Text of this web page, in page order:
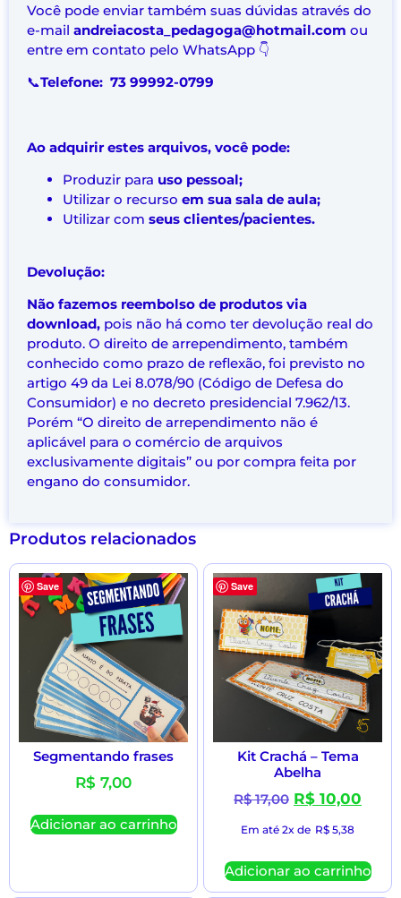
Você pode enviar também suas dúvidas através do
e-mail andreiacosta_pedagoga@hotmail.com ou
entre em contato pelo WhatsApp 👇
📞Telefone: 73 99992-0799
Ao adquirir estes arquivos, você pode:
Produzir para uso pessoal;
Utilizar o recurso em sua sala de aula;
Utilizar com seus clientes/pacientes.
Devolução:
Não fazemos reembolso de produtos via
download, pois não há como ter devolução real do
produto. O direito de arrependimento, também
conhecido como prazo de reflexão, foi previsto no
artigo 49 da Lei 8.078/90 (Código de Defesa do
Consumidor) e no decreto presidencial 7.962/13.
Porém “O direito de arrependimento não é
aplicável para o comércio de arquivos
exclusivamente digitais” ou por compra feita por
engano do consumidor.
Produtos relacionados
Save
Segmentando frases
R$ 7,00
Adicionar ao carrinho
Save
Kit Crachá – Tema
Abelha
R$17,00 R$ 10,00
Em até 2x de R$ 5,38
Adicionar ao carrinho